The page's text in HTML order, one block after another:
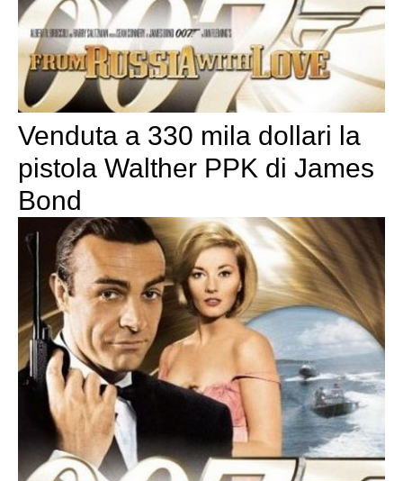
Venduta a 330 mila dollari la
pistola Walther PPK di James
Bond